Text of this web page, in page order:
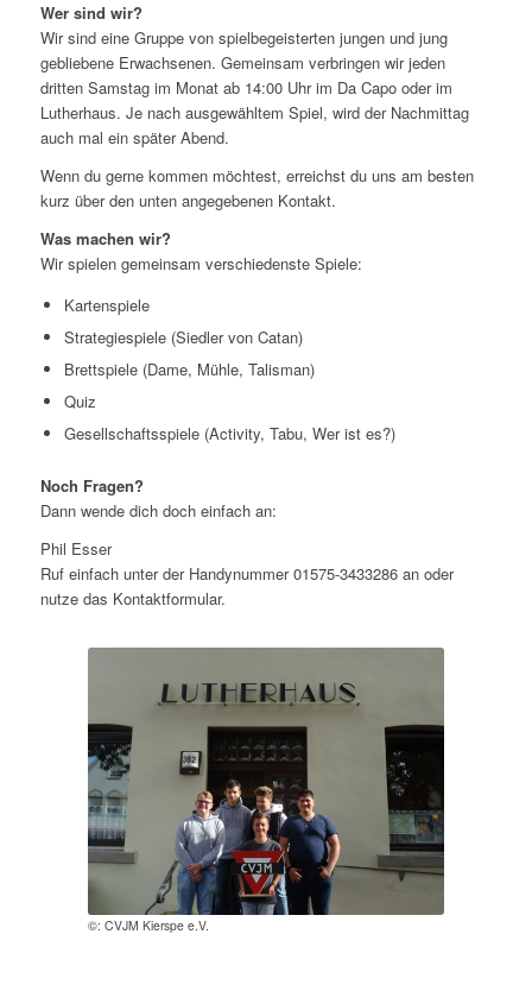
Wer sind wir?
Wir sind eine Gruppe von spielbegeisterten jungen und jung
gebliebene Erwachsenen. Gemeinsam verbringen wir jeden
dritten Samstag im Monat ab 14:00 Uhr im Da Capo oder im
Lutherhaus. Je nach ausgewähltem Spiel, wird der Nachmittag
auch mal ein später Abend.
Wenn du gerne kommen möchtest, erreichst du uns am besten
kurz über den unten angegebenen Kontakt.
Was machen wir?
Wir spielen gemeinsam verschiedenste Spiele:
Kartenspiele
Strategiespiele (Siedler von Catan)
Brettspiele (Dame, Mühle, Talisman)
Quiz
Gesellschaftsspiele (Activity, Tabu, Wer ist es?)
Noch Fragen?
Dann wende dich doch einfach an:
Phil Esser
Ruf einfach unter der Handynummer 01575-3433286 an oder
nutze das Kontaktformular.
©: CVJM Kierspe e.V.